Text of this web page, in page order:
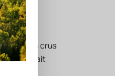
Certains crus
jour s'était